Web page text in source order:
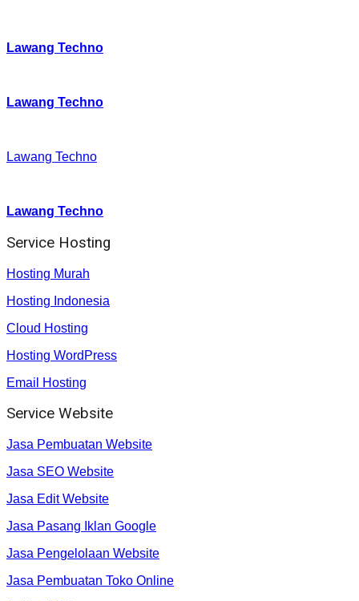
Lawang Techno
Lawang Techno
Lawang Techno
Lawang Techno
Service Hosting
Hosting Murah
Hosting Indonesia
Cloud Hosting
Hosting WordPress
Email Hosting
Service Website
Jasa Pembuatan Website
Jasa SEO Website
Jasa Edit Website
Jasa Pasang Iklan Google
Jasa Pengelolaan Website
Jasa Pembuatan Toko Online